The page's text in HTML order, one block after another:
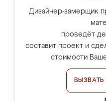
Дизайнер-замерщик
проведёт
составит проект и
стоимости